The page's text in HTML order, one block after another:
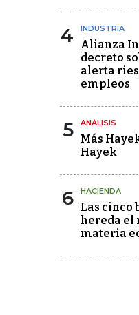
4 INDUSTRIA
Alianza
decreto
alerta
empleos
5 ANÁLISIS
Más
Hayek
6 HACIENDA
Las cinco
hereda el
materia